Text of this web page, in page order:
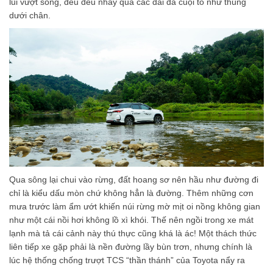
dưới chân.
Qua sông lại chui vào rừng, đất hoang sơ nên hầu như đường đi
chỉ là kiểu dấu mòn chứ không hẳn là đường. Thêm những cơn
mưa trước làm ẩm ướt khiến núi rừng mờ mịt oi nồng không gian
như một cái nồi hơi không lồ xì khói. Thế nên ngồi trong xe mát
lạnh mà tả cái cảnh này thú thực cũng khá là ác! Một thách thức
liên tiếp xe gặp phải là nền đường lầy bùn trơn, nhưng chính là
lúc hệ thống chống trượt TCS “thần thánh” của Toyota nẩy ra